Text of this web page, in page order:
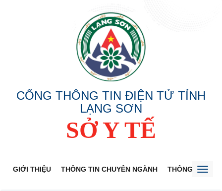
CỔNG THÔNG TIN ĐIỆN TỬ TỈNH
LẠNG SƠN
SỞ Y TẾ
GIỚI THIỆU THÔNG TIN CHUYÊN NGÀNH THÔNG BÁO